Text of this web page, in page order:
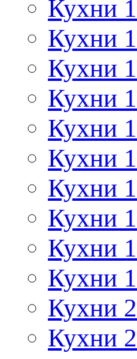
Кухни
Кухни
Кухни
Кухни
Кухни
Кухни
Кухни
Кухни
Кухни
Кухни
Кухни
Кухни